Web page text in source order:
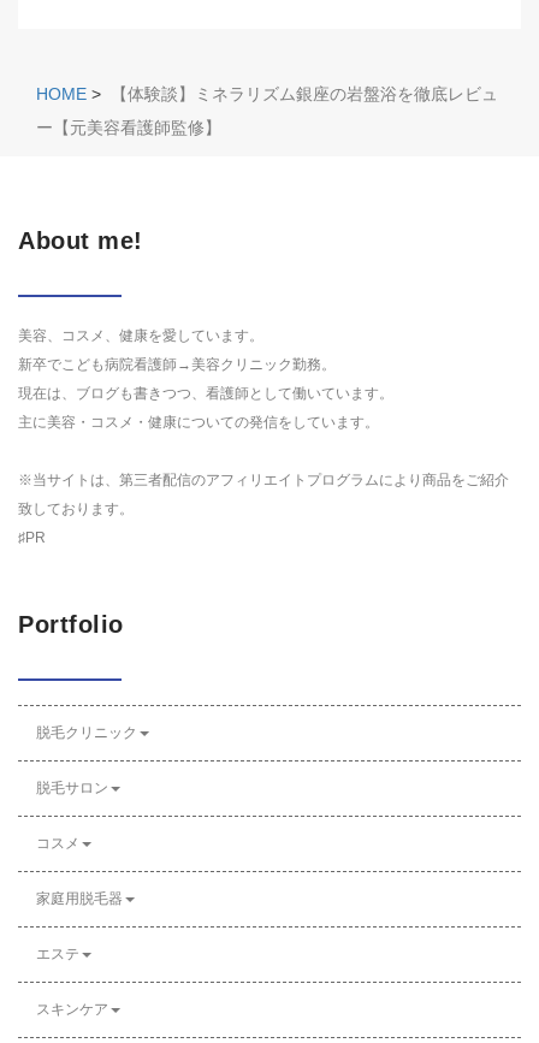
HOME >
【体験談】ミネラリズム銀座の岩盤浴を徹底レビュ
ー【元美容看護師監修】
About me!
美容、コスメ、健康を愛しています。
新卒でこども病院看護師→美容クリニック勤務。
現在は、ブログも書きつつ、看護師として働いています。
主に美容・コスメ・健康についての発信をしています。
※当サイトは、第三者配信のアフィリエイトプログラムにより商品をご紹介
致しております。
♯PR
Portfolio
脱毛クリニック
脱毛サロン
コスメ
家庭用脱毛器
エステ
スキンケア